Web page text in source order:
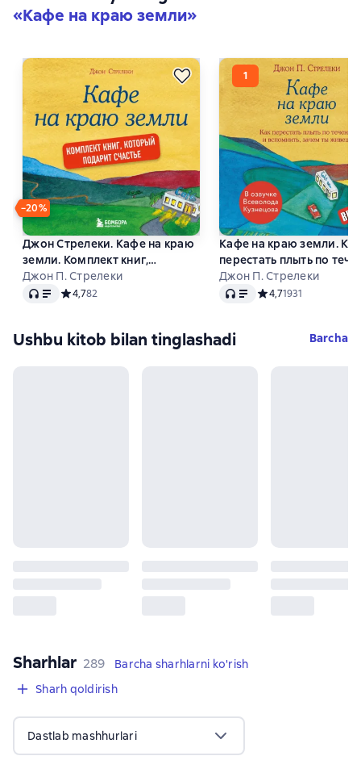
«Кафе на краю земли»
−20%
Джон Стрелеки. Кафе на краю
земли. Комплект книг,
который подарит счастье
Джон П. Стрелеки
Audio Средний рейтинг 4,7 на основе 82 оценок
4,782
Кафе на краю земли. Как
перестать плыть по
вспомнить, зачем ты
Джон П. Стрелеки
Audio Средний рейтинг 4,7
4,71931
Ushbu kitob bilan tinglashadi Barcha
Sharhlar 289 sharhlar
289
Barcha sharhlarni ko'rish
Sharh qoldirish
Dastlab mashhurlari